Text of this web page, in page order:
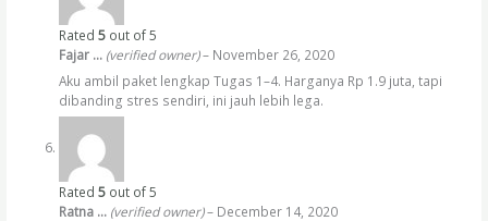
Rated 5out of 5
Fajar … (verified owner) – November 26, 2020
Aku ambil paket lengkap Tugas 1–4. Harganya Rp 1.9 juta, tapi
dibanding stres sendiri, ini jauh lebih lega.
Rated 5out of 5
Ratna … (verified owner) – December 14, 2020